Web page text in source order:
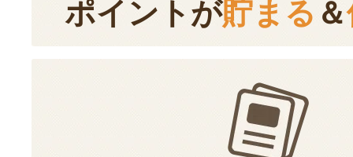
ポイントが貯まる ＆